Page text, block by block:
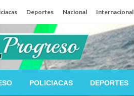
Deportes Nacional Internacional
puerto
POLICIACAS DEPORTES